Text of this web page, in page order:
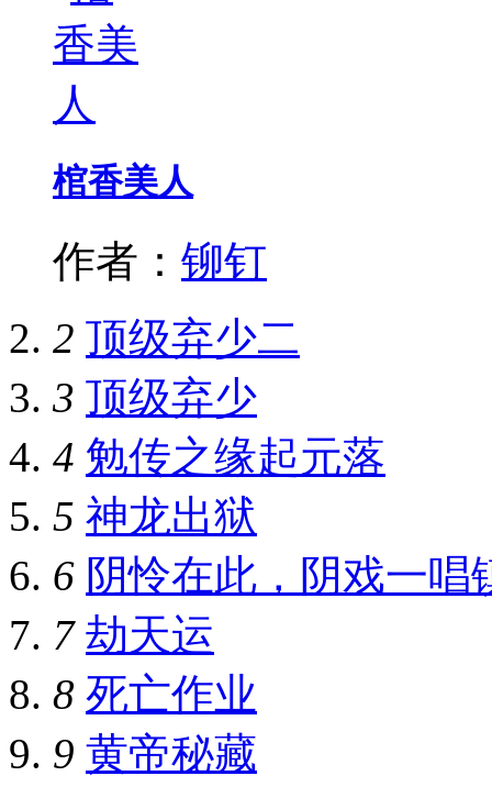
棺香美人
作者： 铆钉
2 顶级弃少二
3 顶级弃少
4 勉传之缘起元落
5 神龙出狱
6 阴怜在此，阴戏一唱
7 劫天运
8 死亡作业
9 黄帝秘藏